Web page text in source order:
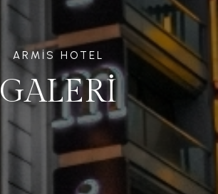
ARMIS HOTEL
GALERI